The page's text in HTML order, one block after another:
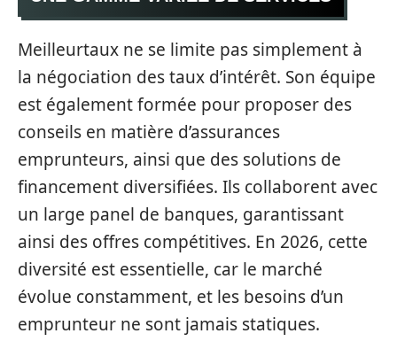
Meilleurtaux ne se limite pas simplement à
la négociation des taux d’intérêt. Son équipe
est également formée pour proposer des
conseils en matière d’assurances
emprunteurs, ainsi que des solutions de
financement diversifiées. Ils collaborent avec
un large panel de banques, garantissant
ainsi des offres compétitives. En 2026, cette
diversité est essentielle, car le marché
évolue constamment, et les besoins d’un
emprunteur ne sont jamais statiques.